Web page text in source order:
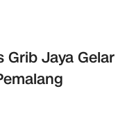
Grib Jaya Gelar